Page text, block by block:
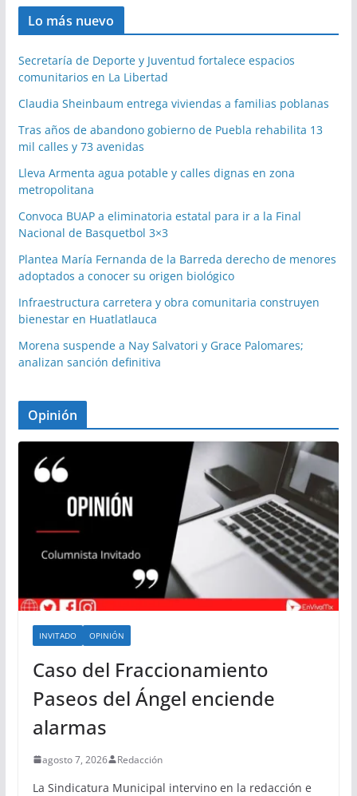
Lo más nuevo
Secretaría de Deporte y Juventud fortalece espacios
comunitarios en La Libertad
Claudia Sheinbaum entrega viviendas a familias poblanas
Tras años de abandono gobierno de Puebla rehabilita 13
mil calles y 73 avenidas
Lleva Armenta agua potable y calles dignas en zona
metropolitana
Convoca BUAP a eliminatoria estatal para ir a la Final
Nacional de Basquetbol 3×3
Plantea María Fernanda de la Barreda derecho de menores
adoptados a conocer su origen biológico
Infraestructura carretera y obra comunitaria construyen
bienestar en Huatlatlauca
Morena suspende a Nay Salvatori y Grace Palomares;
analizan sanción definitiva
Opinión
INVITADO OPINIÓN
Caso del Fraccionamiento
Paseos del Ángel enciende
alarmas
agosto 7, 2026 Redacción
La Sindicatura Municipal intervino en la redacción e